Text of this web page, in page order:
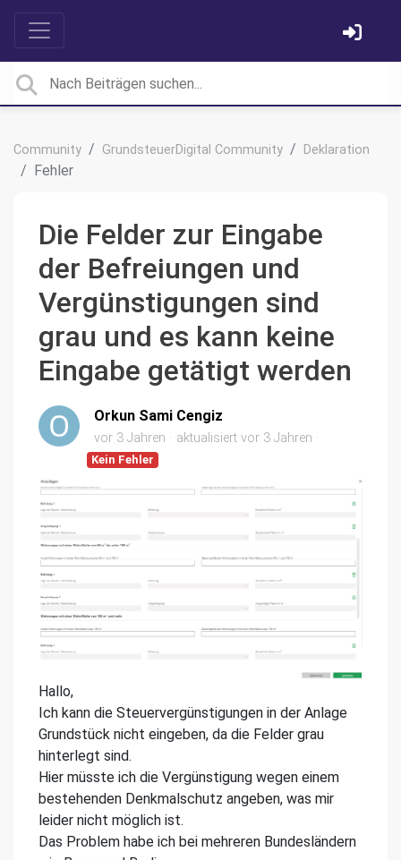
Community GrundsteuerDigital Community Deklaration
Fehler
Die Felder zur Eingabe
der Befreiungen und
Vergünstigungen sind
grau und es kann keine
Eingabe getätigt werden
Orkun Sami Cengiz
vor 3 Jahren aktualisiert vor 3 Jahren
Kein Fehler
Hallo,
Ich kann die Steuervergünstigungen in der Anlage
Grundstück nicht eingeben, da die Felder grau
hinterlegt sind.
Hier müsste ich die Vergünstigung wegen einem
bestehenden Denkmalschutz angeben, was mir
leider nicht möglich ist.
Das Problem habe ich bei mehreren Bundesländern